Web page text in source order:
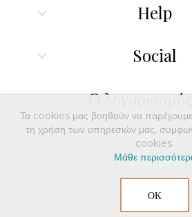
Help
Social
Ο
Powered by
Τα cookies μας βοηθούν να παρέχουμε
τη χρήση των υπηρεσιών μας,
cookies.
Μάθε
ΟΚ